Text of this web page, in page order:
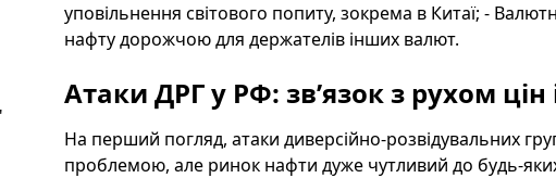
уповільнення світового попиту, зокрема в Китаї; -
нафту дорожчою для держателів інших валют.
Атаки ДРГ у РФ: зв’язок з рухом
На перший погляд, атаки диверсійно-розвідувальних
проблемою, але ринок нафти дуже чутливий до будь-